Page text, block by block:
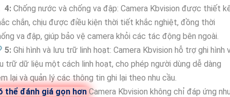
4: Chống nước và chống va đập: Camera Kbvision được thiết
chắn, chịu được điều kiện thời tiết khắc nghiệt, đồng thời
va đập, giúp bảo vệ camera khỏi các tác động bên ngoài.
5: Ghi hình và lưu trữ linh hoạt: Camera Kbvision hỗ trợ ghi hình
trữ dữ liệu một cách linh hoạt, cho phép người dùng dễ dàng
lại và quản lý các thông tin ghi lại theo nhu cầu.
thể đánh giá gọn hơn Camera Kbvision không chỉ đáp ứng